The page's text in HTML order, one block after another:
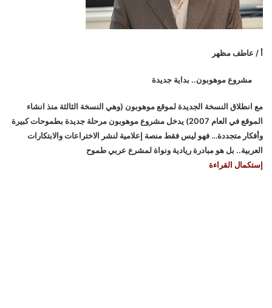
أ / عاطف مظهر
مشروع موهوبون.. بداية جديدة
مع انطلاق النسخة الجديدة لموقع موهوبون (وهي النسخة الثالثة منذ انشاء
الموقع في العام 2007) يدخل مشروع موهوبون مرحلة جديدة بطموحات كبيرة
وأفكار متجددة… فهو ليس فقط منصة إعلامية لنشر الاختراعات والابتكارات
العربية.. بل هو مبادرة ريادية ونواة لمشرع عربي طموح
إستكمال القراءة